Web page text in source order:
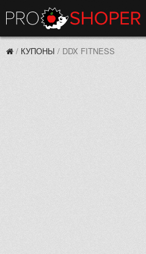
/ КУПОНЫ / DDX FITNESS